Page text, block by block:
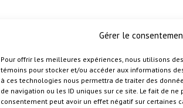
Gérer le
Pour offrir les meilleures expériences, nous utilisons
témoins pour stocker et/ou accéder aux informations
à ces technologies nous permettra de traiter des
de navigation ou les ID uniques sur ce site. Le fait de ne
consentement peut avoir un effet négatif sur certaines